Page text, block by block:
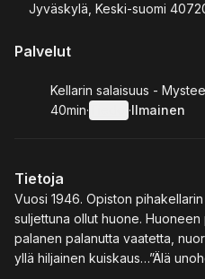
Jyväskylä, Keski-suomi
Palvelut
Varaa
Kellarin salaisuus -
.Kesto:
40min· ·
.Hinta:
Ilmainen
Tietoja
Vuosi 1946. Opiston
suljettuna ollut huone.
palanen palanutta vaatetta,
yllä hiljainen kuiskaus…”Älä